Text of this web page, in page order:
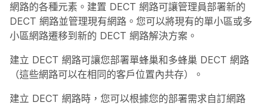
網路的各種元素。建置 DECT 網路可讓管理員部署新的
DECT 網路並管理現有網路。您可以將現有的單小區或多
小區網路遷移到新的 DECT 網路解決方案。
建立 DECT 網路可讓您部署單蜂巢和多蜂巢 DECT 網路
（這些網路可以在相同的客戶位置內共存）。
建立 DECT 網路時，您可以根據您的部署需求自訂網路